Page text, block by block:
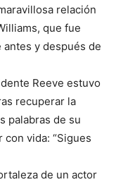
relación
que fue
antes y después de
Reeve estuvo
recuperar la
palabras de su
vida: “Sigues
de un actor